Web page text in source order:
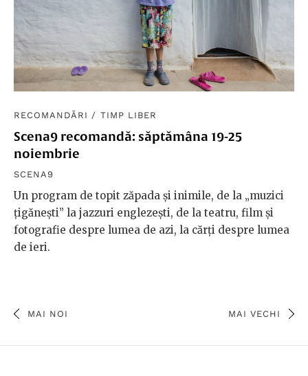
RECOMANDĂRI / TIMP LIBER
Scena9 recomandă: săptămâna 19-25
noiembrie
SCENA9
Un program de topit zăpada și inimile, de la „muzici
țigănești” la jazzuri englezești, de la teatru, film și
fotografie despre lumea de azi, la cărți despre lumea
de ieri.
MAI NOI MAI VECHI